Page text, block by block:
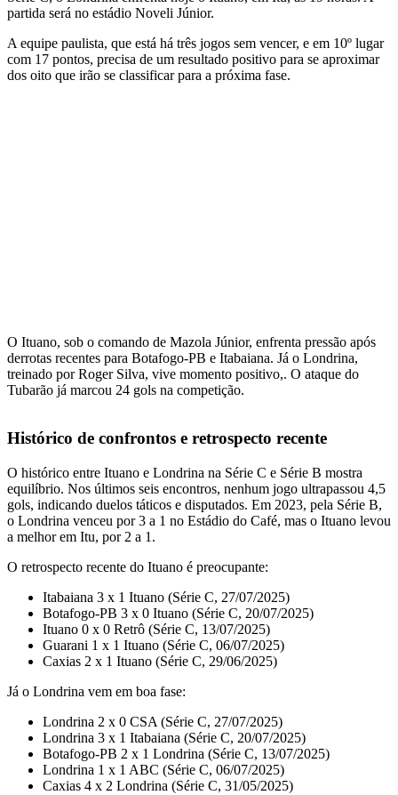
partida será no estádio Noveli Júnior.
A equipe paulista, que está há três jogos sem vencer, e em 10º lugar
com 17 pontos, precisa de um resultado positivo para se aproximar
dos oito que irão se classificar para a próxima fase.
O Ituano, sob o comando de Mazola Júnior, enfrenta pressão após
derrotas recentes para Botafogo-PB e Itabaiana. Já o Londrina,
treinado por Roger Silva, vive momento positivo,. O ataque do
Tubarão já marcou 24 gols na competição.
Histórico de confrontos e retrospecto recente
O histórico entre Ituano e Londrina na Série C e Série B mostra
equilíbrio. Nos últimos seis encontros, nenhum jogo ultrapassou 4,5
gols, indicando duelos táticos e disputados. Em 2023, pela Série B,
o Londrina venceu por 3 a 1 no Estádio do Café, mas o Ituano levou
a melhor em Itu, por 2 a 1.
O retrospecto recente do Ituano é preocupante:
Itabaiana 3 x 1 Ituano (Série C, 27/07/2025)
Botafogo-PB 3 x 0 Ituano (Série C, 20/07/2025)
Ituano 0 x 0 Retrô (Série C, 13/07/2025)
Guarani 1 x 1 Ituano (Série C, 06/07/2025)
Caxias 2 x 1 Ituano (Série C, 29/06/2025)
Já o Londrina vem em boa fase:
Londrina 2 x 0 CSA (Série C, 27/07/2025)
Londrina 3 x 1 Itabaiana (Série C, 20/07/2025)
Botafogo-PB 2 x 1 Londrina (Série C, 13/07/2025)
Londrina 1 x 1 ABC (Série C, 06/07/2025)
Caxias 4 x 2 Londrina (Série C, 31/05/2025)